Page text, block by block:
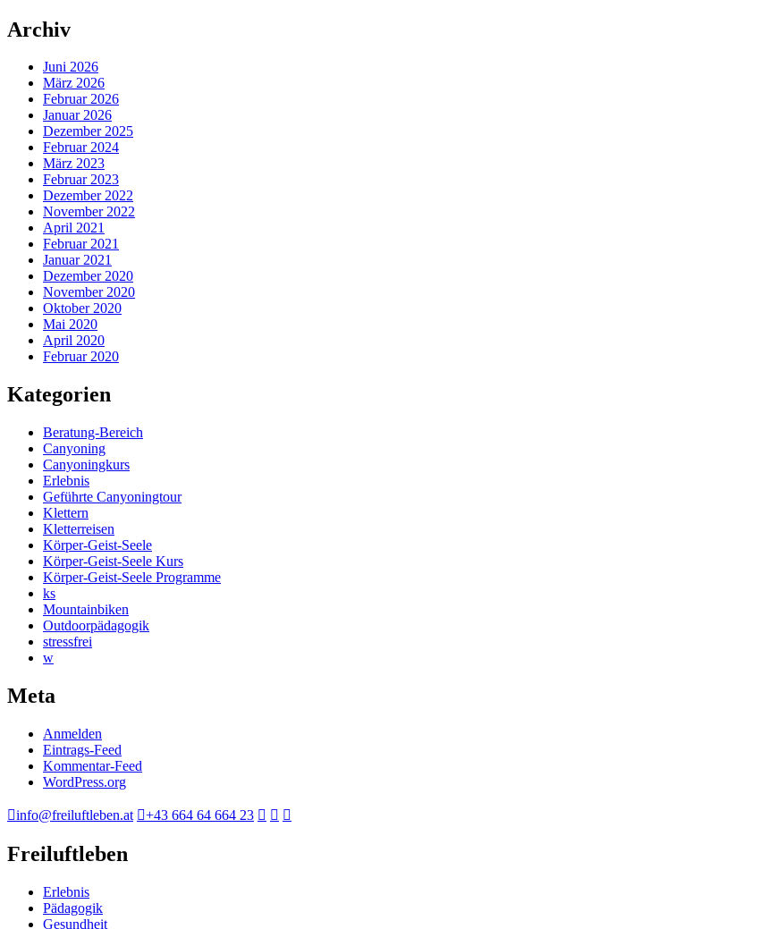
Archiv
Juni 2026
März 2026
Februar 2026
Januar 2026
Dezember 2025
Februar 2024
März 2023
Februar 2023
Dezember 2022
November 2022
April 2021
Februar 2021
Januar 2021
Dezember 2020
November 2020
Oktober 2020
Mai 2020
April 2020
Februar 2020
Kategorien
Beratung-Bereich
Canyoning
Canyoningkurs
Erlebnis
Geführte Canyoningtour
Klettern
Kletterreisen
Körper-Geist-Seele
Körper-Geist-Seele Kurs
Körper-Geist-Seele Programme
ks
Mountainbiken
Outdoorpädagogik
stressfrei
w
Meta
Anmelden
Eintrags-Feed
Kommentar-Feed
WordPress.org
info@freiluftleben.at +43 664 64 664 23
Freiluftleben
Erlebnis
Pädagogik
Gesundheit